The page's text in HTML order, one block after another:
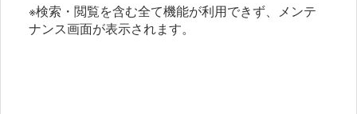
※検索・閲覧を含む全て機能が利用できず、メンテ
ナンス画面が表示されます。